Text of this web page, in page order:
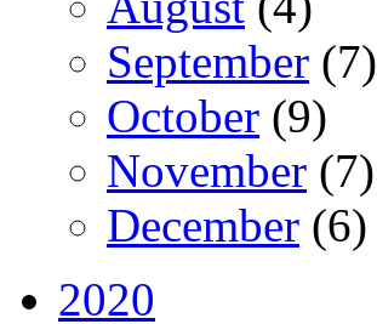
September (7)
October (9)
November (7)
December (6)
2020